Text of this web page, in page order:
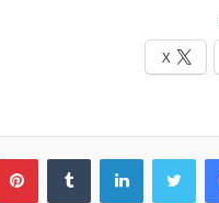
X
فيسبوك لينكدإن